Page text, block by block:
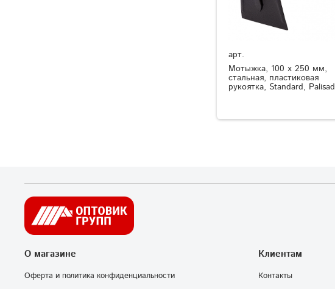
арт.
Мотыжка, 100 х 250 мм,
стальная, пластиковая
рукоятка, Standard, Palisad
О магазине
Оферта и политика конфиденциальности
Клиентам
Контакты